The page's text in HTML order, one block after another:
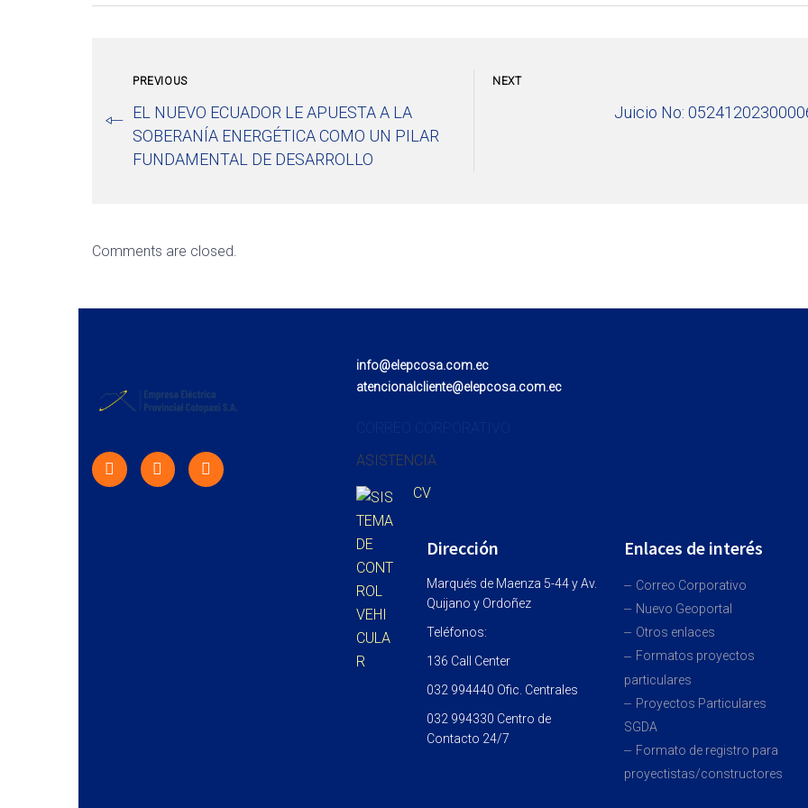
PREVIOUS
EL NUEVO ECUADOR LE APUESTA A LA
SOBERANÍA ENERGÉTICA COMO UN PILAR
FUNDAMENTAL DE DESARROLLO
NEXT
Juicio No:
Comments are closed.
info@elepcosa.com.ec
atencionalcliente@elepcosa.com.ec
ASISTENCIA
CV
Dirección
Marqués de Maenza 5-44 y Av.
Quijano y Ordoñez
Teléfonos:
136 Call Center
032 994440 Ofic. Centrales
032 994330 Centro de
Contacto 24/7
Enlaces de interés
Correo Corporativo
Nuevo Geoportal
Otros enlaces
Formatos proyectos
particulares
Proyectos Particulares
SGDA
Formato de registro para
proyectistas/constructores